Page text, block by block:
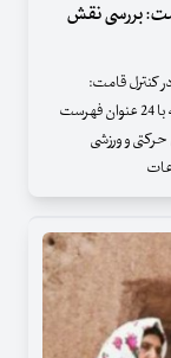
بررسی نقش
کنترل قامت:
بررسی نقش اطلاعات حسی" مقاله ای است در 13 صفحه با 24 عنوان فهرست
و ورزشی